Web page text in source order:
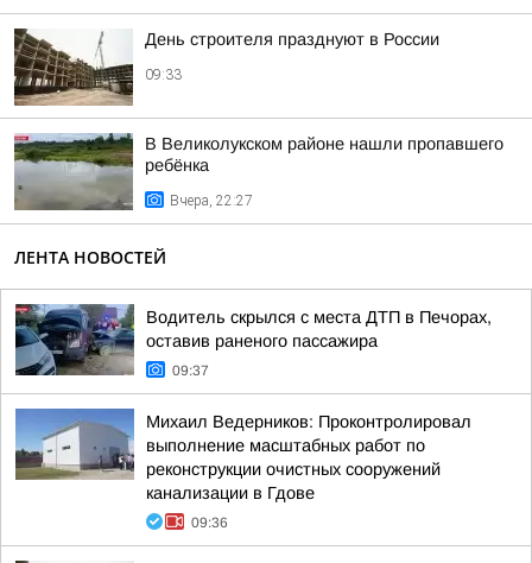
День строителя празднуют в России
09:33
В Великолукском районе нашли пропавшего
ребёнка
Вчера, 22:27
ЛЕНТА НОВОСТЕЙ
Водитель скрылся с места ДТП в Печорах,
оставив раненого пассажира
09:37
Михаил Ведерников: Проконтролировал
выполнение масштабных работ по
реконструкции очистных сооружений
канализации в Гдове
09:36